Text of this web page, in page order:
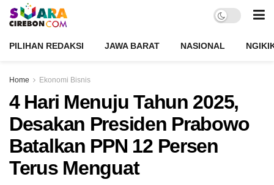
PILIHAN REDAKSI JAWA BARAT NASIONAL
Home Ekonomi Bisnis
4 Hari Menuju Tahun 2025,
Desakan Presiden Prabowo
Batalkan PPN 12 Persen
Terus Menguat